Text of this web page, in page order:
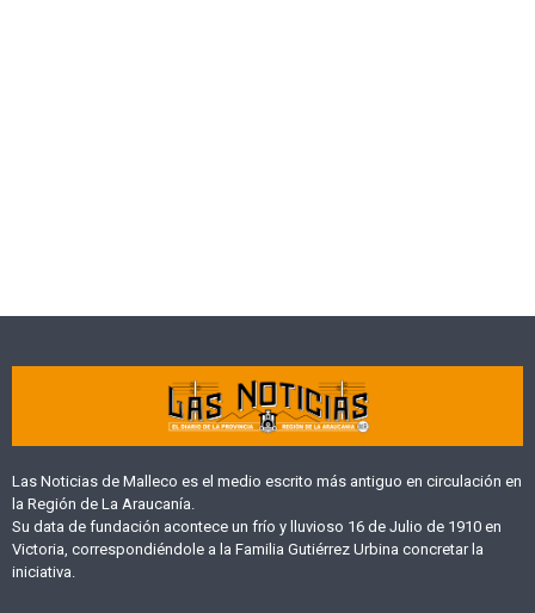
Las Noticias de Malleco es el medio escrito más antiguo en circulación en
la Región de La Araucanía.
Su data de fundación acontece un frío y lluvioso 16 de Julio de 1910 en
Victoria, correspondiéndole a la Familia Gutiérrez Urbina concretar la
iniciativa.